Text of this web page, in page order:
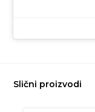
Slični proizvodi